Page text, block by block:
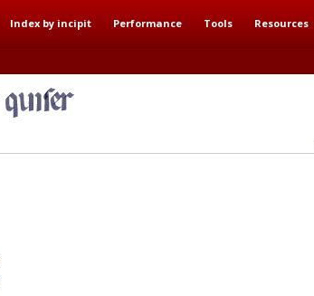
Index by incipit Performance Tools Resources